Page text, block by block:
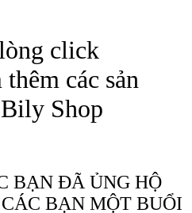
click
thêm các sản
Shop
BẠN ĐÃ ỦNG HỘ
BẠN MỘT BUỔI